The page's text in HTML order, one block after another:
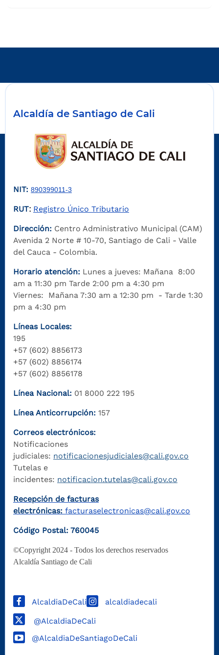
Alcaldía de Santiago de Cali
NIT: 890399011-3
RUT: Registro Único Tributario
Dirección: Centro Administrativo Municipal (CAM)
Avenida 2 Norte # 10-70, Santiago de Cali - Valle
del Cauca - Colombia.
Horario atención: Lunes a jueves: Mañana 8:00
am a 11:30 pm Tarde 2:00 pm a 4:30 pm
Viernes: Mañana 7:30 am a 12:30 pm - Tarde 1:30
pm a 4:30 pm
Líneas Locales:
195
+57 (602) 8856173
+57 (602) 8856174
+57 (602) 8856178
Línea Nacional: 01 8000 222 195
Línea Anticorrupción: 157
Correos electrónicos:
Notificaciones
judiciales: notificacionesjudiciales@cali.gov.co
Tutelas e
incidentes: notificacion.tutelas@cali.gov.co
Recepción de facturas
electrónicas: facturaselectronicas@cali.gov.co
Código Postal: 760045
©Copyright 2024 - Todos los derechos reservados
Alcaldía Santiago de Cali
AlcaldiaDeCali alcaldiadecali
@AlcaldiaDeCali
@AlcaldiaDeSantiagoDeCali